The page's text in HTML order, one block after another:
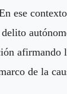
ese
afirmando
de la